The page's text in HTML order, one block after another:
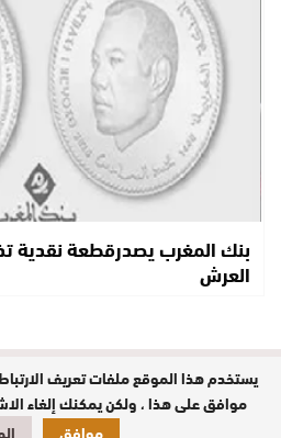
بنك المغرب يصدرقطعة نقدية
العرش
مدير النشر : حفيظة الدليمي / جميع
الحقوق محفوظة © 2026
تصميم وبرمجة
يستخدم هذا الموقع ملفات تعريف
موافق على هذا ، ولكن يمكنك إلغاء